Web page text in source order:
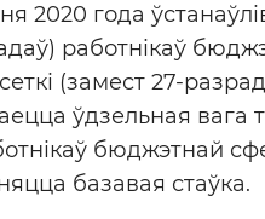
2020 года
работнікаў
(замест 27-
ўдзельная вага
бюджэтнай
базавая стаўка.